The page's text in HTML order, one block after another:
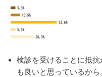
検診を受けることに抵
も良いと思っているから